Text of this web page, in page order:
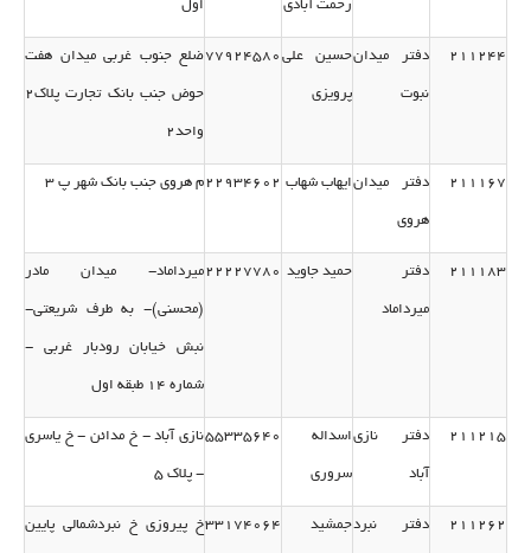
رحمت آبادی اول
211244 دفتر میدان
نبوت
حسین علی
پرویزی
77924580ضلع جنوب غربی میدان هفت
حوض جنب بانك تجارت پلاك2
واحد2
211167 دفتر میدان
هروی
ایهاب شهاب 22934602م هروی جنب بانك شهر پ 3
211183 دفتر
میرداماد
حمید جاوید 22227780میرداماد- میدان مادر
(محسنی)- به طرف شریعتی-
نبش خیابان رودبار غربی -
شماره 14 طبقه اول
211215 دفتر نازی
آباد
اسداله
سروری
55335640نازی آباد - خ مدائن - خ یاسری
- پلاك 5
211262 دفتر نبردجمشید 33174064خ پیروزی خ نبردشمالی پایین